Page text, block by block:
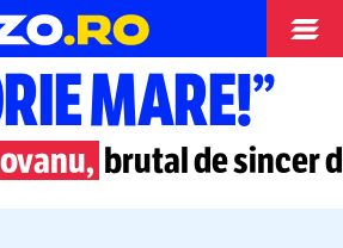
MARE!”
brutal de sincer